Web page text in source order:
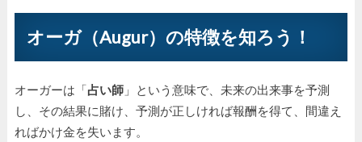
オーガ（Augur）の特徴を知ろう！
オーガーは「占い師」という意味で、未来の出来事を予測
し、その結果に賭け、予測が正しければ報酬を得て、間違え
ればかけ金を失います。